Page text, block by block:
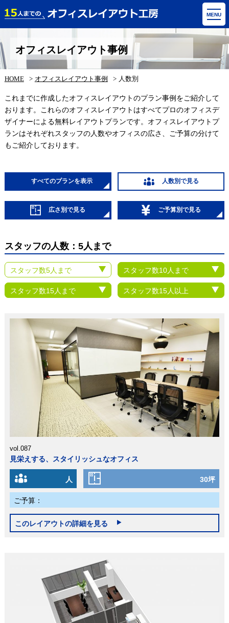
MENU
オフィスレイアウト事例
HOME オフィスレイアウト事例 人数別
これまでに作成したオフィスレイアウトのプラン事例をご紹介して
おります。これらのオフィスレイアウトはすべてプロのオフィスデ
ザイナーによる無料レイアウトプランです。オフィスレイアウトプ
ランはそれぞれスタッフの人数やオフィスの広さ、ご予算の分けて
もご紹介しております。
すべてのプランを表示 人数別で見る
広さ別で見る ご予算別で見る
スタッフの人数：5人まで
スタッフ数5人まで スタッフ数10人まで
スタッフ数15人まで スタッフ数15人以上
vol.087
見栄えする、スタイリッシュなオフィス
人 30坪
ご予算：
このレイアウトの詳細を見る